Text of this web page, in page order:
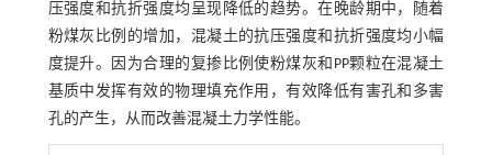
压强度和抗折强度均呈现降低的趋势。在晚龄期中，随着
粉煤灰比例的增加，混凝土的抗压强度和抗折强度均小幅
度提升。因为合理的复掺比例使粉煤灰和PP颗粒在混凝土
基质中发挥有效的物理填充作用，有效降低有害孔和多害
孔的产生，从而改善混凝土力学性能。